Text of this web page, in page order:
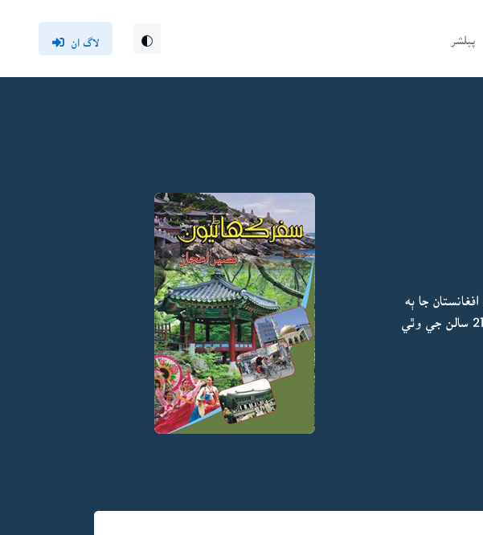
پبلشر لاگ ان
جا ٻه
سفرناما، پهريون سوشلسٽ افغانستان جو ۽ ٻيو هاڻوڪي افغانستان جو آهي، ٻنهي سفرنامن جي وچ ۾ 21 سالن جي وٿي